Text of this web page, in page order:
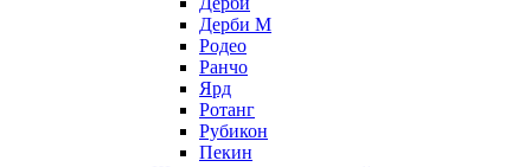
Дерби M
Родео
Ранчо
Ярд
Ротанг
Рубикон
Пекин